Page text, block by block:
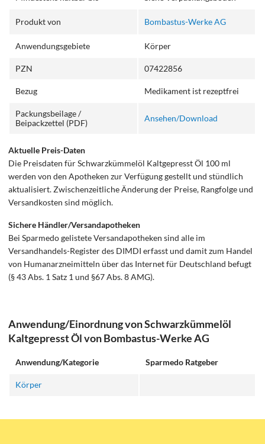
Produkt von Bombastus-Werke AG
Anwendungsgebiete Körper
PZN 07422856
Bezug Medikament ist rezeptfrei
Packungsbeilage /
Beipackzettel (PDF)
Ansehen/Download
Aktuelle Preis-Daten
Die Preisdaten für Schwarzkümmelöl Kaltgepresst Öl 100 ml
werden von den Apotheken zur Verfügung gestellt und stündlich
aktualisiert. Zwischenzeitliche Änderung der Preise, Rangfolge und
Versandkosten sind möglich.
Sichere Händler/Versandapotheken
Bei Sparmedo gelistete Versandapotheken sind alle im
Versandhandels-Register des DIMDI erfasst und damit zum Handel
von Humanarzneimitteln über das Internet für Deutschland befugt
(§ 43 Abs. 1 Satz 1 und §67 Abs. 8 AMG).
Anwendung/Einordnung von Schwarzkümmelöl
Kaltgepresst Öl von Bombastus-Werke AG
Anwendung/Kategorie Sparmedo Ratgeber
Körper